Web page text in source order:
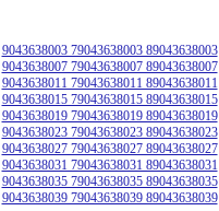
9043638003 79043638003 89043638003
9043638007 79043638007 89043638007
9043638011 79043638011 89043638011
9043638015 79043638015 89043638015
9043638019 79043638019 89043638019
9043638023 79043638023 89043638023
9043638027 79043638027 89043638027
9043638031 79043638031 89043638031
9043638035 79043638035 89043638035
9043638039 79043638039 89043638039